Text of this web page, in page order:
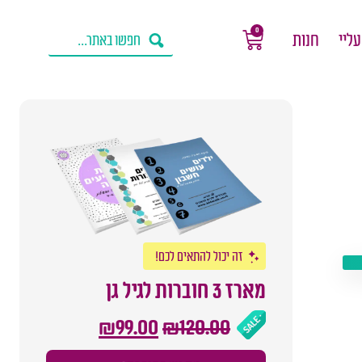
עליי חנות 0
זה יכול להתאים לכם!
מארז 3 חוברות לגיל גן
₪120.00
₪99.00